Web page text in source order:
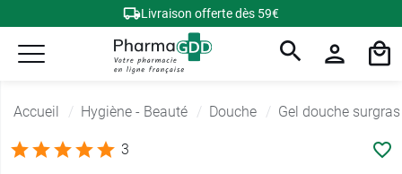
Livraison offerte dès 59€
Accueil Hygiène - Beauté Douche Gel douche surgras
3